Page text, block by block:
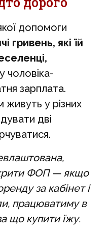
допомоги
гривень, які їй
чоловіка-
зарплата.
живуть у різних
дві
ФОП — якщо
за кабінет і
працюватиму в
що купити їжу.